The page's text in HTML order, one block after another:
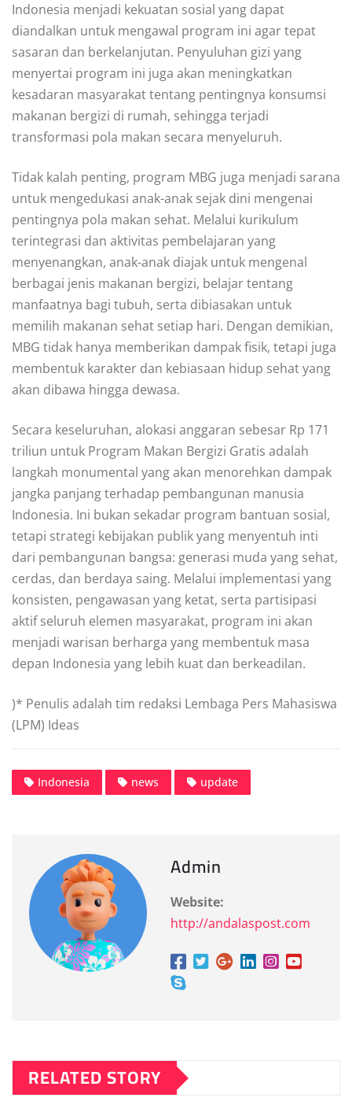
Indonesia menjadi kekuatan sosial yang dapat
diandalkan untuk mengawal program ini agar tepat
sasaran dan berkelanjutan. Penyuluhan gizi yang
menyertai program ini juga akan meningkatkan
kesadaran masyarakat tentang pentingnya konsumsi
makanan bergizi di rumah, sehingga terjadi
transformasi pola makan secara menyeluruh.
Tidak kalah penting, program MBG juga menjadi sarana
untuk mengedukasi anak-anak sejak dini mengenai
pentingnya pola makan sehat. Melalui kurikulum
terintegrasi dan aktivitas pembelajaran yang
menyenangkan, anak-anak diajak untuk mengenal
berbagai jenis makanan bergizi, belajar tentang
manfaatnya bagi tubuh, serta dibiasakan untuk
memilih makanan sehat setiap hari. Dengan demikian,
MBG tidak hanya memberikan dampak fisik, tetapi juga
membentuk karakter dan kebiasaan hidup sehat yang
akan dibawa hingga dewasa.
Secara keseluruhan, alokasi anggaran sebesar Rp 171
triliun untuk Program Makan Bergizi Gratis adalah
langkah monumental yang akan menorehkan dampak
jangka panjang terhadap pembangunan manusia
Indonesia. Ini bukan sekadar program bantuan sosial,
tetapi strategi kebijakan publik yang menyentuh inti
dari pembangunan bangsa: generasi muda yang sehat,
cerdas, dan berdaya saing. Melalui implementasi yang
konsisten, pengawasan yang ketat, serta partisipasi
aktif seluruh elemen masyarakat, program ini akan
menjadi warisan berharga yang membentuk masa
depan Indonesia yang lebih kuat dan berkeadilan.
)* Penulis adalah tim redaksi Lembaga Pers Mahasiswa
(LPM) Ideas
Indonesia news update
Admin
Website:
http://andalaspost.com
RELATED STORY